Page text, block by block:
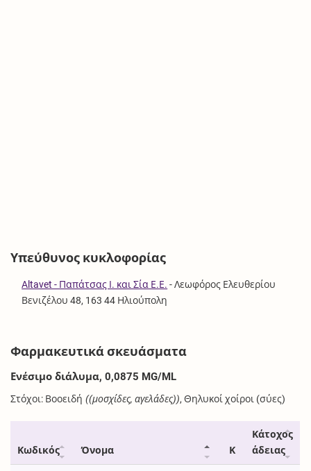
Υπεύθυνος κυκλοφορίας
Altavet - Παπάτσας Ι. και Σία Ε.Ε. -Λεωφόρος Ελευθερίου
Βενιζέλου 48, 163 44 Ηλιούπολη
Φαρμακευτικά σκευάσματα
Ενέσιμο διάλυμα, 0,0875 MG/ML
Στόχοι: Βοοειδή ((μοσχίδες, αγελάδες)), Θηλυκοί χοίροι (σύες)
Κωδικός Όνομα Κ
Κάτοχος
άδειας